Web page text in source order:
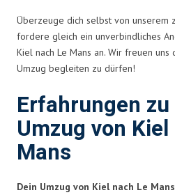
Überzeuge dich selbst von unserem
fordere gleich ein unverbindliches
Kiel nach Le Mans an. Wir freuen
Umzug begleiten zu dürfen!
Erfahrungen
Umzug von
Mans
Dein Umzug von Kiel nach Le